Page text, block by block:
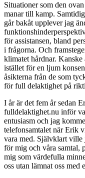
Situationer som den
manar till kamp.
går bakåt upplever jag
för assistansen, bland
i frågorna. Och
klimatet hårdnar. Kanske
istället för en ljum
åsikterna från de som
för full delaktighet på
I år är det fem år sedan
fulldelaktighet.nu inför
entusiasm och jag
telefonsamtalet när Erik
vara med. Självklart ville
för mig och våra samtal,
mig som värdefulla
oss utan lämnat oss med